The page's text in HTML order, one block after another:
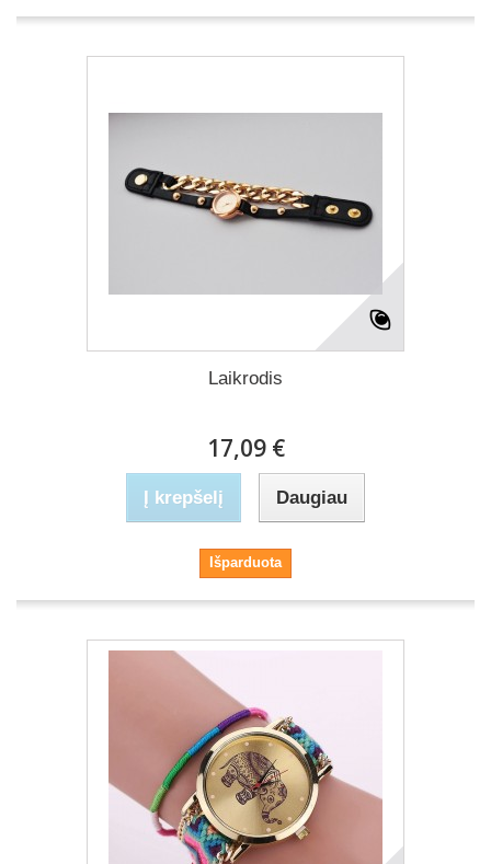
Laikrodis
17,09 €
Į krepšelį Daugiau
Išparduota